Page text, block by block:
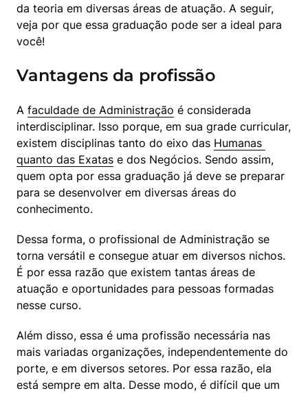
da teoria em diversas áreas de atuação. A seguir,
veja por que essa graduação pode ser a ideal para
você!
Vantagens da profissão
A faculdade de Administração é considerada
interdisciplinar. Isso porque, em sua grade curricular,
existem disciplinas tanto do eixo das Humanas
quanto das Exatas e dos Negócios. Sendo assim,
quem opta por essa graduação já deve se preparar
para se desenvolver em diversas áreas do
conhecimento.
Dessa forma, o profissional de Administração se
torna versátil e consegue atuar em diversos nichos.
É por essa razão que existem tantas áreas de
atuação e oportunidades para pessoas formadas
nesse curso.
Além disso, essa é uma profissão necessária nas
mais variadas organizações, independentemente do
porte, e em diversos setores. Por essa razão, ela
está sempre em alta. Desse modo, é difícil que um